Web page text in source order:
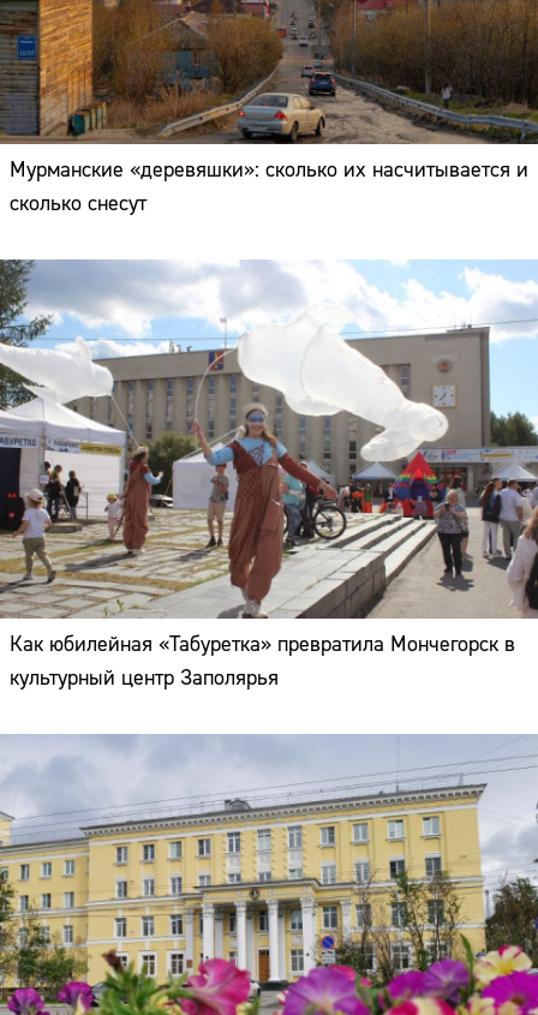
Мурманские «деревяшки»: сколько их насчитывается и
сколько снесут
Как юбилейная «Табуретка» превратила Мончегорск в
культурный центр Заполярья